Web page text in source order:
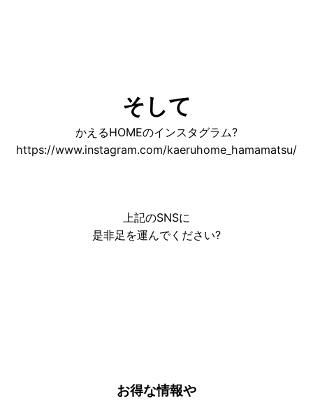
そして
かえるHOMEのインスタグラム?
https://www.instagram.com/kaeruhome_hamamatsu/
上記のSNSに
是非足を運んでください?
お得な情報や